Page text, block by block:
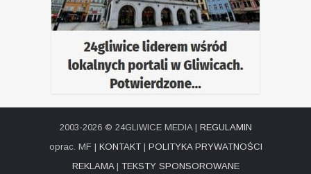
2003-2026 © 24GLIWICE MEDIA | REGULAMIN
oprac. MF | KONTAKT| POLITYKA PRYWATNOŚCI
REKLAMA| TEKSTY SPONSOROWANE